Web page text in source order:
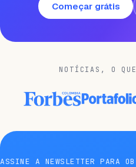
Começar grátis
NOTÍCIAS, O
ASSINE A NEWSLETTER PARA